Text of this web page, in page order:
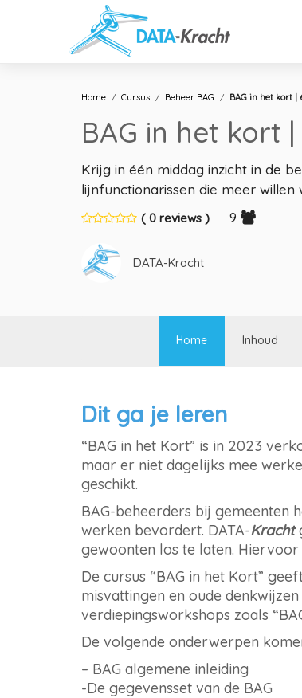
Home Cursus Beheer BAG BAG in het kort |
BAG in het kort
Krijg in één middag inzicht in de
lijnfunctionarissen die meer
( 0 reviews ) 9
DATA-Kracht
Home Inhoud
Dit ga je leren
“BAG in het Kort” is in 2023
maar er niet dagelijks mee
geschikt.
BAG-beheerders bij gemeenten
werken bevordert. DATA-Kracht
gewoonten los te laten. Hiervoor
De cursus “BAG in het Kort”
misvattingen en oude
verdiepingsworkshops zoals
De volgende onderwerpen
– BAG algemene inleiding
-De gegevensset van de BAG